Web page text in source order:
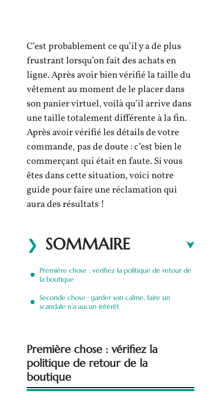
C’est probablement ce qu’il y a de plus
frustrant lorsqu’on fait des achats en
ligne. Après avoir bien vérifié la taille du
vêtement au moment de le placer dans
son panier virtuel, voilà qu’il arrive dans
une taille totalement différente à la fin.
Après avoir vérifié les détails de votre
commande, pas de doute : c’est bien le
commerçant qui était en faute. Si vous
êtes dans cette situation, voici notre
guide pour faire une réclamation qui
aura des résultats !
SOMMAIRE
Première chose : vérifiez la politique de retour de
la boutique
Seconde chose : garder son calme, faire un
scandale n’a aucun intérêt
Première chose : vérifiez la
politique de retour de la
boutique